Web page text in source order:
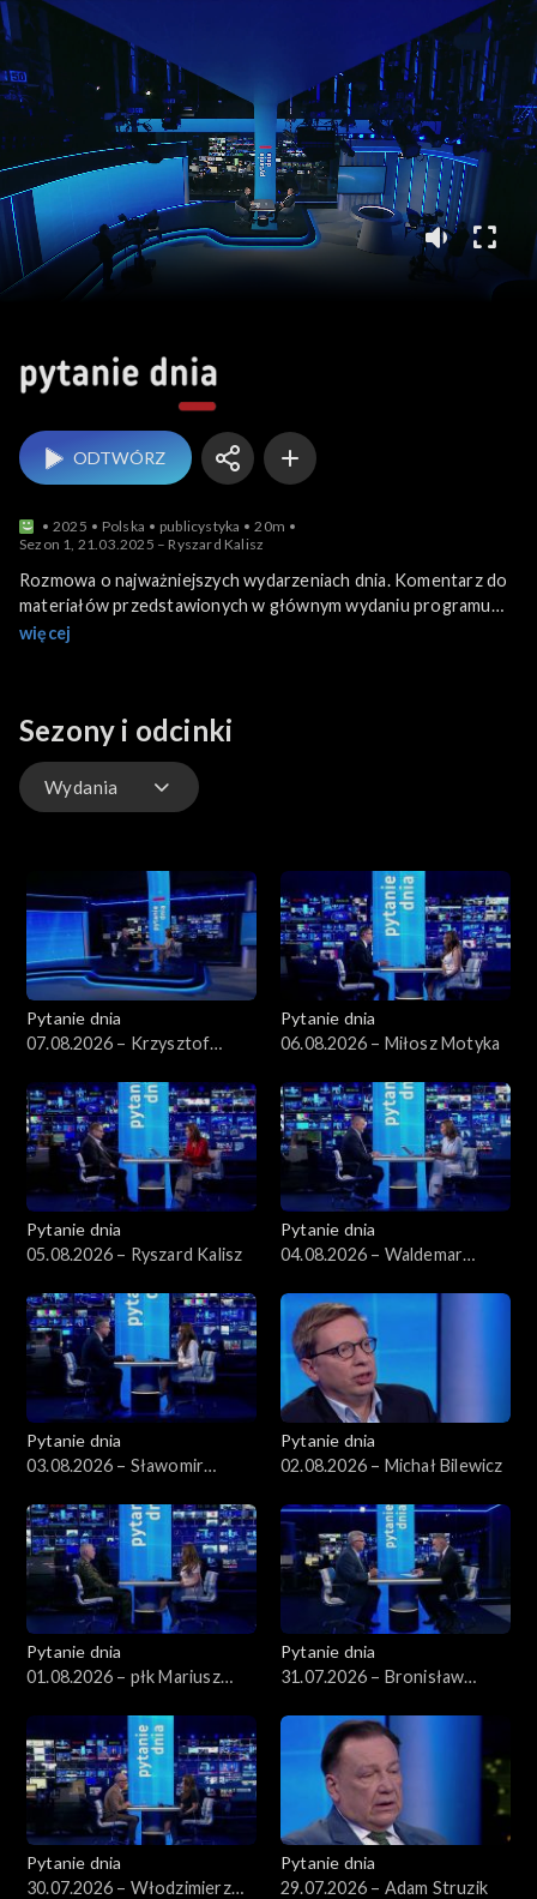
ODTWÓRZ
2025 Polska publicystyka
20m
Sezon 1, 21.03.2025 – Ryszard Kalisz
Rozmowa o najważniejszych wydarzeniach dnia. Komentarz do
materiałów przedstawionych w głównym wydaniu programu
informacyjnego.
więcej
Sezony i odcinki
Wydania
Pytanie dnia
07.08.2026 – Krzysztof
Pytanie dnia
06.08.2026 – Miłosz Motyka
Pytanie dnia
05.08.2026 – Ryszard Kalisz
Pytanie dnia
04.08.2026 – Waldemar
Pytanie dnia
03.08.2026 – Sławomir
Pytanie dnia
02.08.2026 – Michał Bilewicz
Pytanie dnia
01.08.2026 – płk Mariusz
Pytanie dnia
31.07.2026 – Bronisław
Pytanie dnia
30.07.2026 – Włodzimierz
Pytanie dnia
29.07.2026 – Adam Struzik